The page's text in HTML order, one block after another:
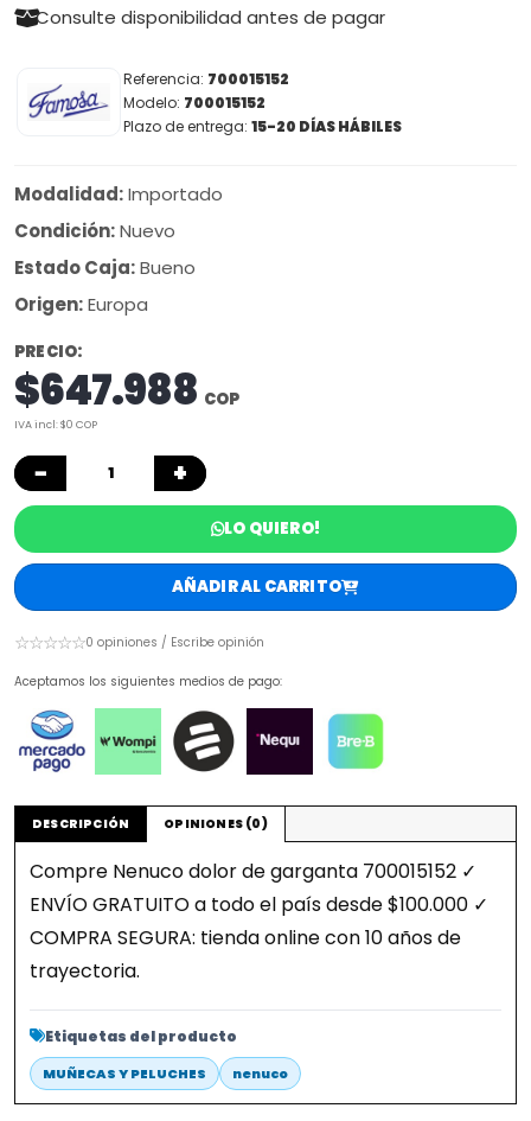
Consulte disponibilidad antes de pagar
Referencia: 700015152
Modelo: 700015152
Plazo de entrega: 15-20 DÍAS HÁBILES
Modalidad:Importado
Condición:Nuevo
Estado Caja:Bueno
Origen:Europa
PRECIO:
$647.988 COP
IVA incl: $0 COP
− +
LO QUIERO!
AÑADIR AL CARRITO
☆☆☆☆☆0 opiniones / Escribe opinión
Aceptamos los siguientes medios de pago:
DESCRIPCIÓN OPINIONES (0)
Compre Nenuco dolor de garganta 700015152 ✓
ENVÍO GRATUITO a todo el país desde $100.000 ✓
COMPRA SEGURA: tienda online con 10 años de
trayectoria.
Etiquetas del producto
MUÑECAS Y PELUCHES nenuco